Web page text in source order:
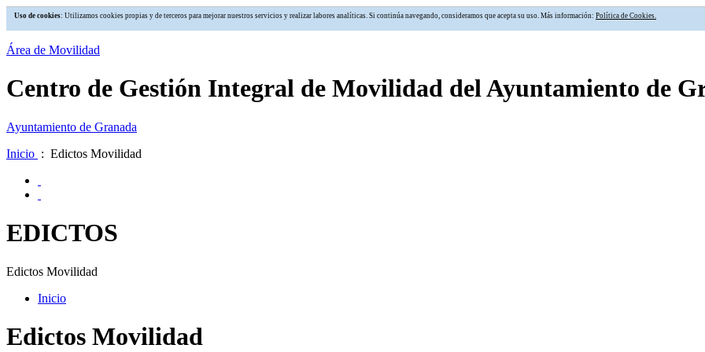
Uso de cookies: Utilizamos cookies propias y de terceros para mejorar nuestros servicios y realizar labores analíticas. Si continúa navegando, consideramos que acepta su uso. Más información: Política de Cookies.
Área de Movilidad
Centro de Gestión Integral de Movilidad del Ayuntamiento de
Ayuntamiento de Granada
Inicio : Edictos Movilidad
EDICTOS
Edictos Movilidad
Inicio
Edictos Movilidad